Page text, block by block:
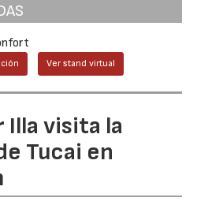
Ver stand virtual
Illa visita la
Tucai en